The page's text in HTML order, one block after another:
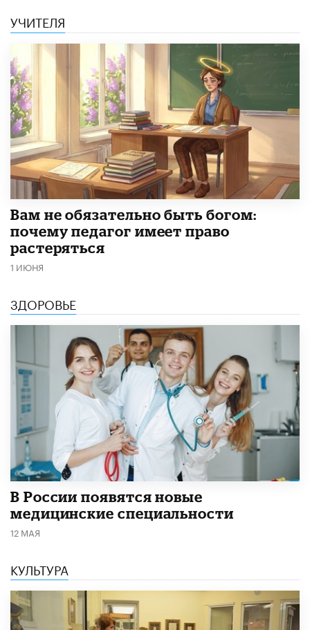
УЧИТЕЛЯ
​Вам не обязательно быть богом:
почему педагог имеет право
растеряться
1 ИЮНЯ
ЗДОРОВЬЕ
В России появятся новые
медицинские специальности
12 МАЯ
КУЛЬТУРА